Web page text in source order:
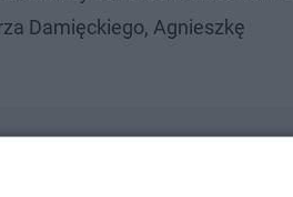
Damięckiego, Agnieszkę
o nich wszystko?